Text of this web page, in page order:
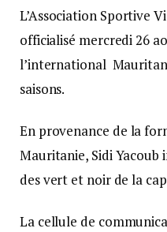
L’Association Sportive
officialisé mercredi 26
l’international
saisons.
En provenance de la
Mauritanie, Sidi Yacoub
des vert et noir de la
La cellule de